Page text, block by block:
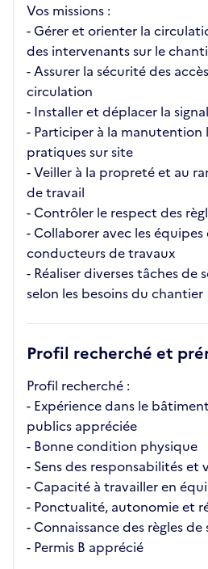
Vos missions :
- Gérer et orienter la
des intervenants sur le
- Assurer la sécurité des
circulation
- Installer et déplacer la
- Participer à la manutention
pratiques sur site
- Veiller à la propreté et au
de travail
- Contrôler le respect des
- Collaborer avec les
conducteurs de travaux
- Réaliser diverses tâches
selon les besoins du chantier
Profil recherché et
Profil recherché :
- Expérience dans le
publics appréciée
- Bonne condition physique
- Sens des responsabilités et
- Capacité à travailler en
- Ponctualité, autonomie et
- Connaissance des règles
- Permis B apprécié